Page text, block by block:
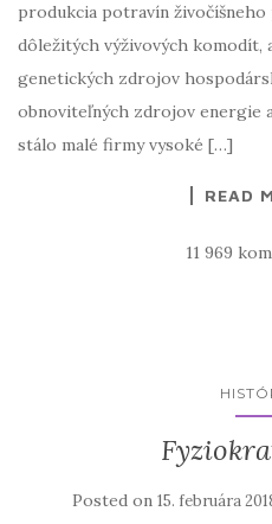
produkcia potravín živočíšneho
dôležitých výživových komodít,
genetických zdrojov
obnoviteľných zdrojov energie
stálo malé firmy vysoké […]
READ
11 969
Posted on 15. februára